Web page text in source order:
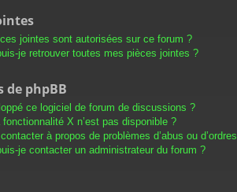
jointes sont autorisées sur ce forum ?
je retrouver toutes mes pièces jointes ?
de phpBB
ce logiciel de forum de discussions ?
fonctionnalité X n’est pas disponible ?
à propos de problèmes d’abus ou
je contacter un administrateur du forum ?